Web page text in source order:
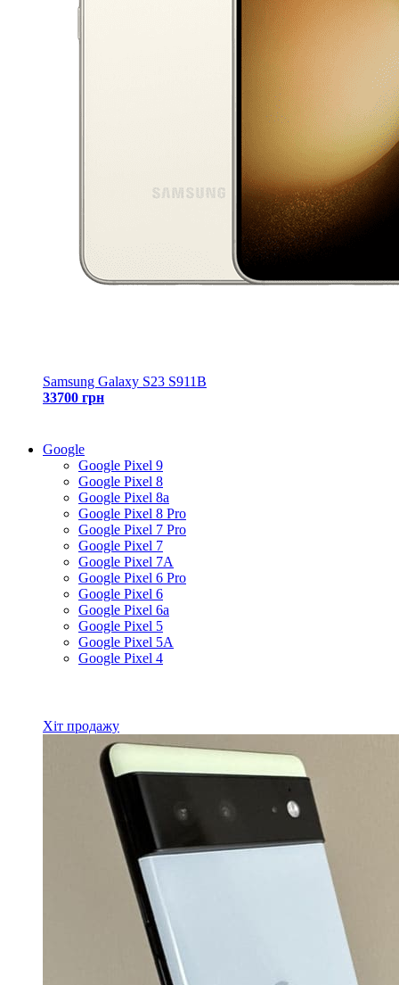
Samsung Galaxy S23 S911B
33700 грн
Google
Google Pixel 9
Google Pixel 8
Google Pixel 8a
Google Pixel 8 Pro
Google Pixel 7 Pro
Google Pixel 7
Google Pixel 7A
Google Pixel 6 Pro
Google Pixel 6
Google Pixel 6a
Google Pixel 5
Google Pixel 5A
Google Pixel 4
Хіт продажу